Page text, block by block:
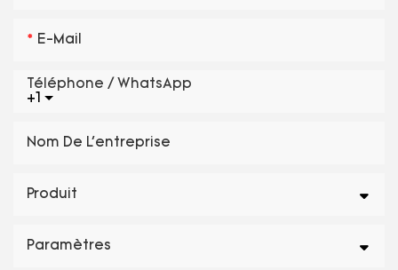
E-Mail
+1
Téléphone / WhatsApp
Nom De L'entreprise
Produit
Paramètres